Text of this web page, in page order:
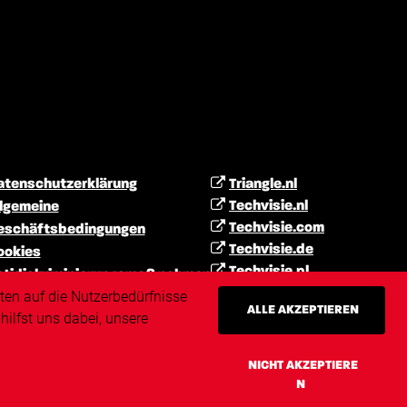
Triangle.nl
Techvisie.nl
Techvisie.com
Techvisie.de
Techvisie.pl
Techvisie.ro
auf die Nutzerbedürfnisse
uns dabei, unsere
ALLE AKZEPTIEREN
NICHT AKZEPTIERE
N